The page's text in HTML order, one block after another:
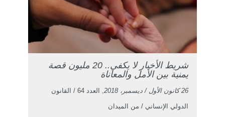
شريط الأخبار لا يكفي.. 20 مليون قصة
يمنية بين الأمل والمعاناة
26 كانون الأول / ديسمبر، 2018 , العدد 64 / القانون
الدولي الإنساني / من الميدان